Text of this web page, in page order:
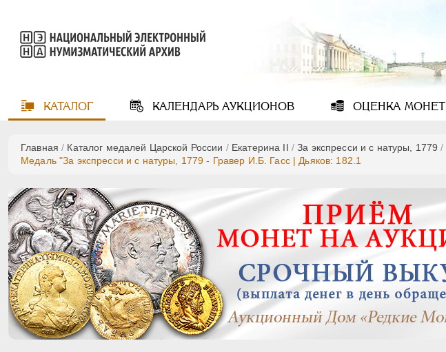
КАТАЛОГ КАЛЕНДАРЬАУКЦИОНОВ ОЦЕНКА МОНЕТ
Главная / Каталог медалей Царской России / Екатерина II /За экспресси и с натуры, 1779 /
Медаль "За экспресси и с натуры, 1779 - Гравер И.Б. Гасс | Дьяков: 182.1